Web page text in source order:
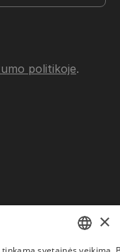
politikoje.
×